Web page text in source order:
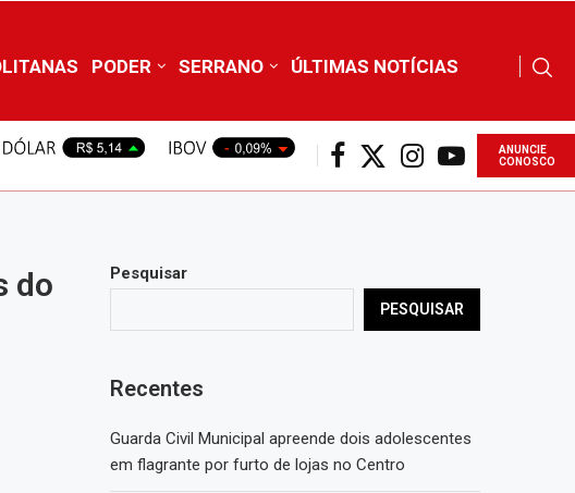
PODER SERRANO ÚLTIMAS NOTÍCIAS
ANUNCIE
CONOSCO
do
Pesquisar
PESQUISAR
Recentes
Guarda Civil Municipal apreende dois adolescentes
em flagrante por furto de lojas no Centro